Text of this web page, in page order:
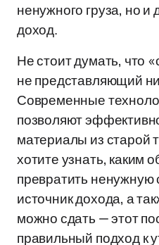
ненужного груза, но
доход.
Не стоит думать, что
не представляющий
Современные
позволяют
материалы из старой
хотите узнать, каким
превратить
источник дохода, а
можно сдать — этот
правильный подход к